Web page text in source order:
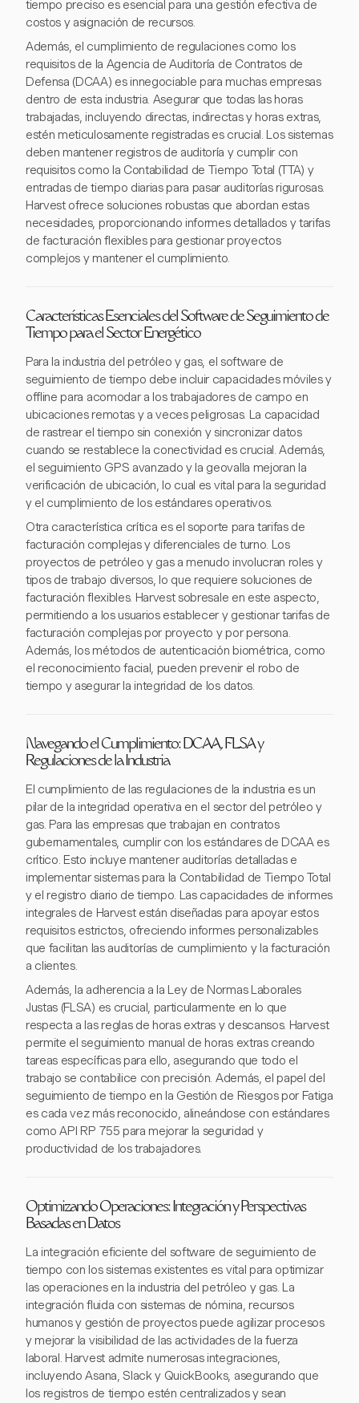
tiempo preciso es esencial para una gestión efectiva de
costos y asignación de recursos.
Además, el cumplimiento de regulaciones como los
requisitos de la Agencia de Auditoría de Contratos de
Defensa (DCAA) es innegociable para muchas empresas
dentro de esta industria. Asegurar que todas las horas
trabajadas, incluyendo directas, indirectas y horas extras,
estén meticulosamente registradas es crucial. Los sistemas
deben mantener registros de auditoría y cumplir con
requisitos como la Contabilidad de Tiempo Total (TTA) y
entradas de tiempo diarias para pasar auditorías rigurosas.
Harvest ofrece soluciones robustas que abordan estas
necesidades, proporcionando informes detallados y tarifas
de facturación flexibles para gestionar proyectos
complejos y mantener el cumplimiento.
Características Esenciales del Software de Seguimiento de
Tiempo para el Sector Energético
Para la industria del petróleo y gas, el software de
seguimiento de tiempo debe incluir capacidades móviles y
offline para acomodar a los trabajadores de campo en
ubicaciones remotas y a veces peligrosas. La capacidad
de rastrear el tiempo sin conexión y sincronizar datos
cuando se restablece la conectividad es crucial. Además,
el seguimiento GPS avanzado y la geovalla mejoran la
verificación de ubicación, lo cual es vital para la seguridad
y el cumplimiento de los estándares operativos.
Otra característica crítica es el soporte para tarifas de
facturación complejas y diferenciales de turno. Los
proyectos de petróleo y gas a menudo involucran roles y
tipos de trabajo diversos, lo que requiere soluciones de
facturación flexibles. Harvest sobresale en este aspecto,
permitiendo a los usuarios establecer y gestionar tarifas de
facturación complejas por proyecto y por persona.
Además, los métodos de autenticación biométrica, como
el reconocimiento facial, pueden prevenir el robo de
tiempo y asegurar la integridad de los datos.
Navegando el Cumplimiento: DCAA, FLSA y
Regulaciones de la Industria
El cumplimiento de las regulaciones de la industria es un
pilar de la integridad operativa en el sector del petróleo y
gas. Para las empresas que trabajan en contratos
gubernamentales, cumplir con los estándares de DCAA es
crítico. Esto incluye mantener auditorías detalladas e
implementar sistemas para la Contabilidad de Tiempo Total
y el registro diario de tiempo. Las capacidades de informes
integrales de Harvest están diseñadas para apoyar estos
requisitos estrictos, ofreciendo informes personalizables
que facilitan las auditorías de cumplimiento y la facturación
a clientes.
Además, la adherencia a la Ley de Normas Laborales
Justas (FLSA) es crucial, particularmente en lo que
respecta a las reglas de horas extras y descansos. Harvest
permite el seguimiento manual de horas extras creando
tareas específicas para ello, asegurando que todo el
trabajo se contabilice con precisión. Además, el papel del
seguimiento de tiempo en la Gestión de Riesgos por Fatiga
es cada vez más reconocido, alineándose con estándares
como API RP 755 para mejorar la seguridad y
productividad de los trabajadores.
Optimizando Operaciones: Integración y Perspectivas
Basadas en Datos
La integración eficiente del software de seguimiento de
tiempo con los sistemas existentes es vital para optimizar
las operaciones en la industria del petróleo y gas. La
integración fluida con sistemas de nómina, recursos
humanos y gestión de proyectos puede agilizar procesos
y mejorar la visibilidad de las actividades de la fuerza
laboral. Harvest admite numerosas integraciones,
incluyendo Asana, Slack y QuickBooks, asegurando que
los registros de tiempo estén centralizados y sean